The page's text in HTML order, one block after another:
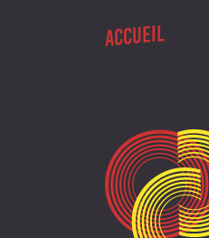
ACCUEIL